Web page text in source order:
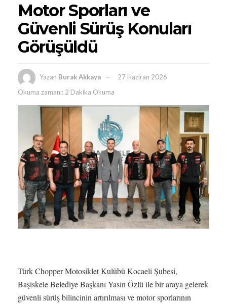
Motor Sporları ve
Güvenli Sürüş Konuları
Görüşüldü
Yazan Burak Akkaya
27 Haziran 2026
Okuma zamanı: 2 Dakika Okuma
Türk Chopper Motosiklet Kulübü Kocaeli Şubesi,
Başiskele Belediye Başkanı Yasin Özlü ile bir araya gelerek
güvenli sürüş bilincinin artırılması ve motor sporlarının